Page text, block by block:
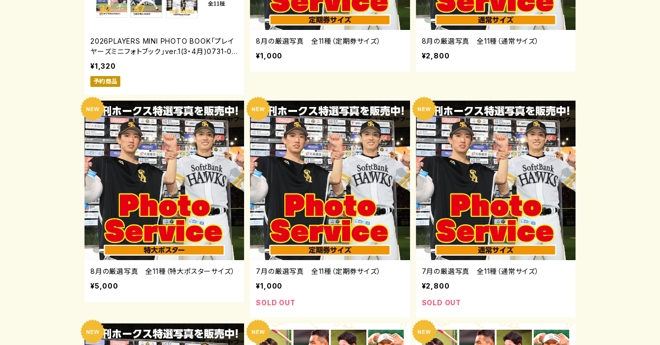
2026PLAYERS MINI PHOTO BOOK「プレイ
ヤーズミニフォトブック」ver.1(3・4月)0731-08
17
¥1,320
予約商品
8月の厳選写真 全11種（定期券サイズ）
¥1,000
8月の厳選写真 全11種（通常サイズ）
¥2,800
8月の厳選写真 全11種（特大ポスターサイズ）
¥5,000
7月の厳選写真 全11種（定期券サイズ）
¥1,000
SOLD OUT
7月の厳選写真 全11種（通常サイズ）
¥2,800
SOLD OUT